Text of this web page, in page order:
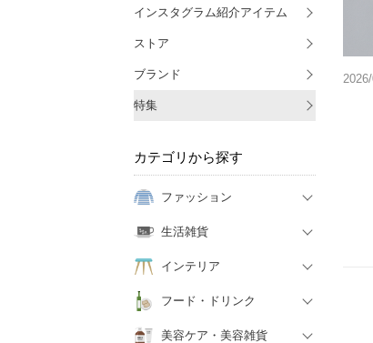
インスタグラム紹介アイテム
ストア
ブランド
特集
カテゴリから探す
ファッション
生活雑貨
インテリア
フード・ドリンク
美容ケア・美容雑貨